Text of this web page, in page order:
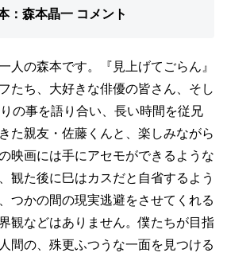
：森本晶一 コメント
人の森本です。『見上げてごらん』
たち、大好きな俳優の皆さん、そし
の事を語り合い、長い時間を従兄
た親友・佐藤くんと、楽しみながら
映画には手にアセモができるような
観た後に巳はカスだと自省するよう
つかの間の現実逃避をさせてくれる
観などはありません。僕たちが目指
間の、殊更ふつうな一面を見つける